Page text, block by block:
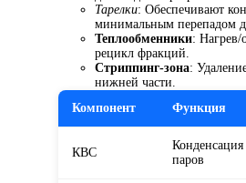
Тарелки: Обеспечивают
минимальным перепадом
Теплообменники: Нагрев/
рецикл фракций.
Стриппинг-зона:
нижней части.
Компонент
Функция
КВС
Конденсация
паров